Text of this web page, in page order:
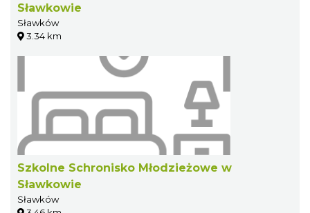
Sławkowie
Sławków
3.34 km
Szkolne Schronisko Młodzieżowe w
Sławkowie
Sławków